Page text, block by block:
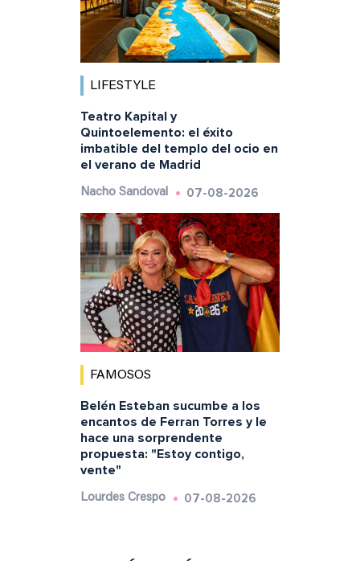
LIFESTYLE
Teatro Kapital y
Quintoelemento: el éxito
imbatible del templo del ocio en
el verano de Madrid
Nacho Sandoval 07-08-2026
FAMOSOS
Belén Esteban sucumbe a los
encantos de Ferran Torres y le
hace una sorprendente
propuesta: "Estoy contigo,
vente"
Lourdes Crespo 07-08-2026